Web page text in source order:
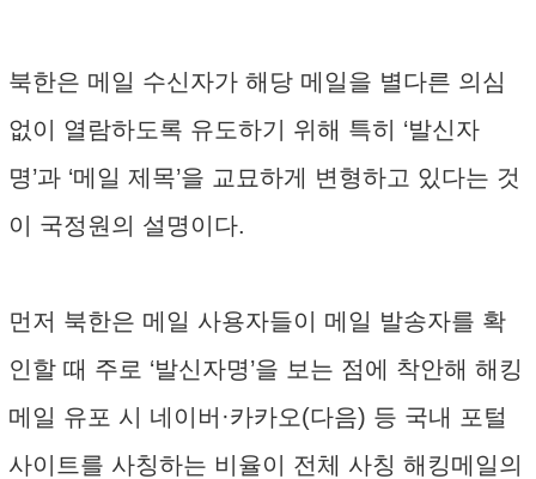
북한은 메일 수신자가 해당 메일을 별다른 의심
없이 열람하도록 유도하기 위해 특히 ‘발신자
명’과 ‘메일 제목’을 교묘하게 변형하고 있다는 것
이 국정원의 설명이다.
먼저 북한은 메일 사용자들이 메일 발송자를 확
인할 때 주로 ‘발신자명’을 보는 점에 착안해 해킹
메일 유포 시 네이버·카카오(다음) 등 국내 포털
사이트를 사칭하는 비율이 전체 사칭 해킹메일의